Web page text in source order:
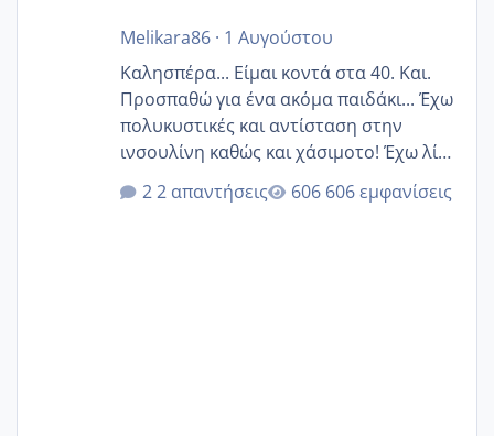
Melikara86· 1 Αυγούστου
Καλησπέρα... Είμαι κοντά στα 40. Και.
Προσπαθώ για ένα ακόμα παιδάκι... Έχω
πολυκυστικές και αντίσταση στην
ινσουλίνη καθώς και χάσιμοτο! Έχω λίγα
κιλά παραπάνω και όσο κ αν προσπαθώ
δεν χάνω εύκολα! Προσπαθώ για ακόμη
2 απαντήσεις 606 εμφανίσεις